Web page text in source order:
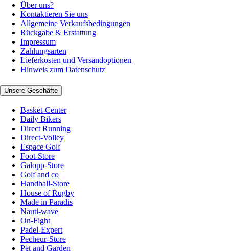
Über uns?
Kontaktieren Sie uns
Allgemeine Verkaufsbedingungen
Rückgabe & Erstattung
Impressum
Zahlungsarten
Lieferkosten und Versandoptionen
Hinweis zum Datenschutz
Unsere Geschäfte
Basket-Center
Daily Bikers
Direct Running
Direct-Volley
Espace Golf
Foot-Store
Galopp-Store
Golf and co
Handball-Store
House of Rugby
Made in Paradis
Nauti-wave
On-Fight
Padel-Expert
Pecheur-Store
Pet and Garden